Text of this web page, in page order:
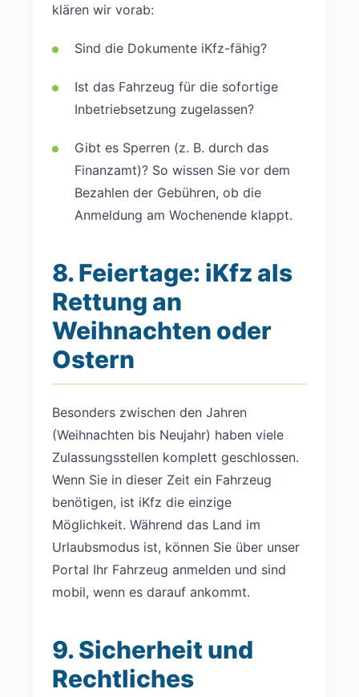
klären wir vorab:
Sind die Dokumente iKfz-fähig?
Ist das Fahrzeug für die sofortige
Inbetriebsetzung zugelassen?
Gibt es Sperren (z. B. durch das
Finanzamt)? So wissen Sie vor dem
Bezahlen der Gebühren, ob die
Anmeldung am Wochenende klappt.
8. Feiertage: iKfz als
Rettung an
Weihnachten oder
Ostern
Besonders zwischen den Jahren
(Weihnachten bis Neujahr) haben viele
Zulassungsstellen komplett geschlossen.
Wenn Sie in dieser Zeit ein Fahrzeug
benötigen, ist iKfz die einzige
Möglichkeit. Während das Land im
Urlaubsmodus ist, können Sie über unser
Portal Ihr Fahrzeug anmelden und sind
mobil, wenn es darauf ankommt.
9. Sicherheit und
Rechtliches